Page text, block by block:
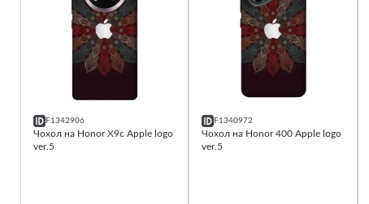
F1342906
Чохол на Honor X9c Apple logo
ver.5
F1340972
Чохол на Honor 400 Apple logo
ver.5